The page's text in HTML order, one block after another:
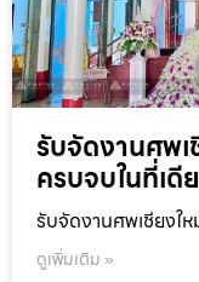
รับจัดงานศพ
ครบจบในที่เดี
รับจัดงานศพเชียงใ
ดูเพิ่มเติม »